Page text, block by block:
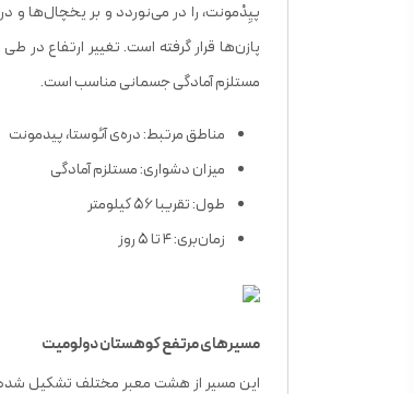
پیِدْمونت، را در می‌نوردد و بر یخچال‌ها و
مستلزم آمادگی جسمانی مناسب است.
مناطق مرتبط: دره‌ی آئوستا، پیدمونت
میزان دشواری: مستلزم آمادگی
طول: تقریبا ۵۶ کیلومتر
زمان‌بری: ۴ تا ۵ روز
مسیرهای مرتفع کوهستان دولومیت
این مسیر از هشت معبر مختلف تشکیل شده